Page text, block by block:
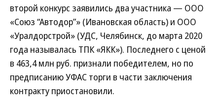
второй конкурс заявились два участника — ООО
«Союз “Автодор”» (Ивановская область) и ООО
«Уралдорстрой» (УДС, Челябинск, до марта 2020
года называлась ТПК «ЯКК»). Последнего с ценой
в 463,4 млн руб. признали победителем, но по
предписанию УФАС торги в части заключения
контракту приостановили.